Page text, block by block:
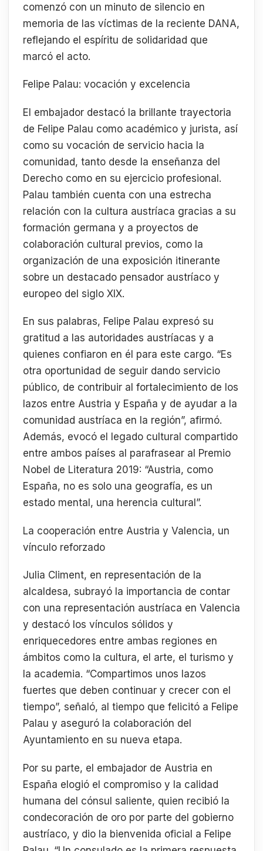
comenzó con un minuto de silencio en
memoria de las víctimas de la reciente DANA,
reflejando el espíritu de solidaridad que
marcó el acto.
Felipe Palau: vocación y excelencia
El embajador destacó la brillante trayectoria
de Felipe Palau como académico y jurista, así
como su vocación de servicio hacia la
comunidad, tanto desde la enseñanza del
Derecho como en su ejercicio profesional.
Palau también cuenta con una estrecha
relación con la cultura austríaca gracias a su
formación germana y a proyectos de
colaboración cultural previos, como la
organización de una exposición itinerante
sobre un destacado pensador austríaco y
europeo del siglo XIX.
En sus palabras, Felipe Palau expresó su
gratitud a las autoridades austríacas y a
quienes confiaron en él para este cargo. “Es
otra oportunidad de seguir dando servicio
público, de contribuir al fortalecimiento de los
lazos entre Austria y España y de ayudar a la
comunidad austríaca en la región”, afirmó.
Además, evocó el legado cultural compartido
entre ambos países al parafrasear al Premio
Nobel de Literatura 2019: “Austria, como
España, no es solo una geografía, es un
estado mental, una herencia cultural”.
La cooperación entre Austria y Valencia, un
vínculo reforzado
Julia Climent, en representación de la
alcaldesa, subrayó la importancia de contar
con una representación austríaca en Valencia
y destacó los vínculos sólidos y
enriquecedores entre ambas regiones en
ámbitos como la cultura, el arte, el turismo y
la academia. “Compartimos unos lazos
fuertes que deben continuar y crecer con el
tiempo”, señaló, al tiempo que felicitó a Felipe
Palau y aseguró la colaboración del
Ayuntamiento en su nueva etapa.
Por su parte, el embajador de Austria en
España elogió el compromiso y la calidad
humana del cónsul saliente, quien recibió la
condecoración de oro por parte del gobierno
austríaco, y dio la bienvenida oficial a Felipe